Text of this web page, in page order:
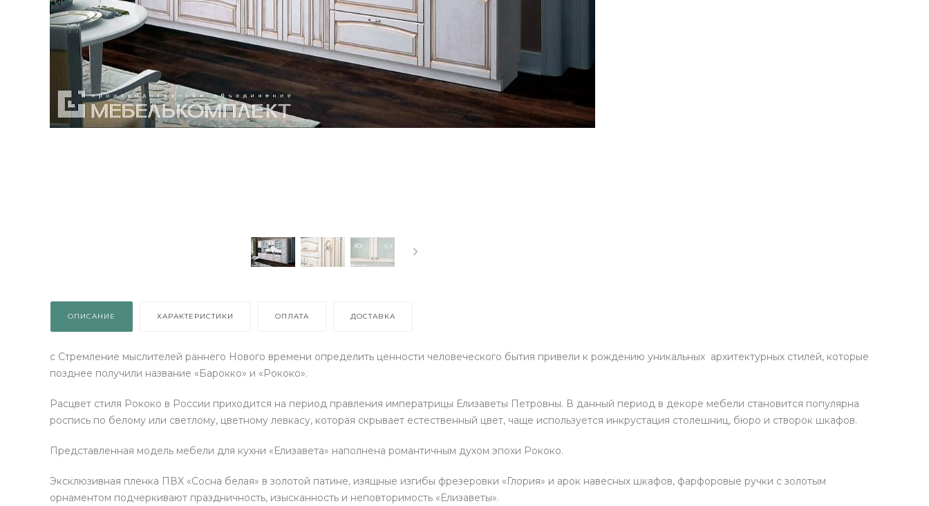
ОПИСАНИЕ ХАРАКТЕРИСТИКИ ОПЛАТА ДОСТАВКА
с Стремление мыслителей раннего Нового времени определить ценности человеческого бытия привели к рождению уникальных архитектурных стилей, которые
позднее получили название «Барокко» и «Рококо».
Расцвет стиля Рококо в России приходится на период правления императрицы Елизаветы Петровны. В данный период в декоре мебели становится популярна
роспись по белому или светлому, цветному левкасу, которая скрывает естественный цвет, чаще используется инкрустация столешниц, бюро и створок шкафов.
Представленная модель мебели для кухни «Елизавета» наполнена романтичным духом эпохи Рококо.
Эксклюзивная пленка ПВХ «Сосна белая» в золотой патине, изящные изгибы фрезеровки «Глория» и арок навесных шкафов, фарфоровые ручки с золотым
орнаментом подчеркивают праздничность, изысканность и неповторимость «Елизаветы».
акции
покрутив колесо
ХОЧУ ПОДАРОК
Доступно вращений: 1